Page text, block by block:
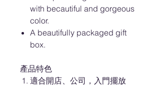
with becautiful and gorgeous
color.
A beautifully packaged gift
box.
產品特色
適合開店、公司，入門擺放